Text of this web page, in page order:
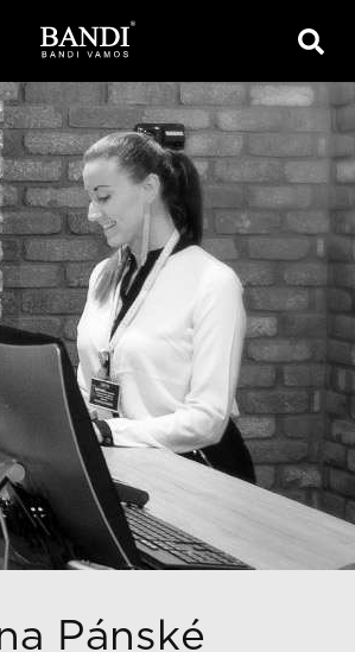
Pánské